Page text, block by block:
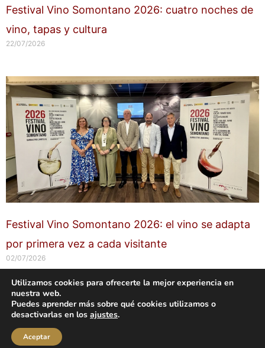
Festival Vino Somontano 2026: cuatro noches de
vino, tapas y cultura
22/07/2026
Festival Vino Somontano 2026: el vino se adapta
por primera vez a cada visitante
02/07/2026
Copyright © 2026 labuenavidaenzaragoza.com
Sitio web protegido porMantenimiento web Zaragoza
Utilizamos cookies para ofrecerte la mejor experiencia en
nuestra web.
Puedes aprender más sobre qué cookies utilizamos o
desactivarlas en los ajustes.
Aceptar